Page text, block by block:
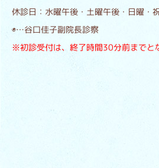
休診日：水曜午後・土曜午後・日曜・
◉…谷口佳子副院長診察
※初診受付は、終了時間30分前までと